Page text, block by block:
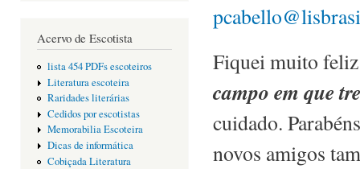
Acervo de Escotista
lista 454 PDFs escoteiros
Literatura escoteira
Raridades literárias
Cedidos por escotistas
Memorabilia Escoteira
Dicas de informática
Cobiçada Literatura
Fiquei muito
campo em que
cuidado.
novos amigos